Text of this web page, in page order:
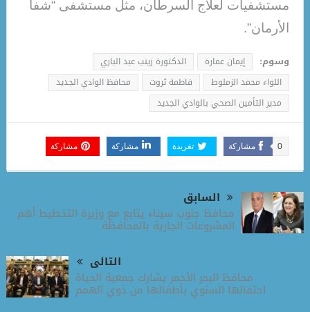
مستشفيات لعلاج السرطان، مثل مستشفى “شفا
الأرمان”.
وسوم: إيمان عمارة
الدكتورة زينب عبد الباري
اللواء محمد الزملوط
فاطمة ثروت
محافظ الوادي الجديد
مدير التأمين الصحي بالوادي الجديد
مشاركة 0 تغريدة مشاركة مشاركة
السابق
محافظ جنوب سيناء يتابع مع وزيرة التخطيط أهم
المشروعات الجارية بالمحافظة
التالى
محافظ البحر الأحمر يشارك جمعية الحياة
احتفالها السنوي بأطفالها من ذوي الهمم